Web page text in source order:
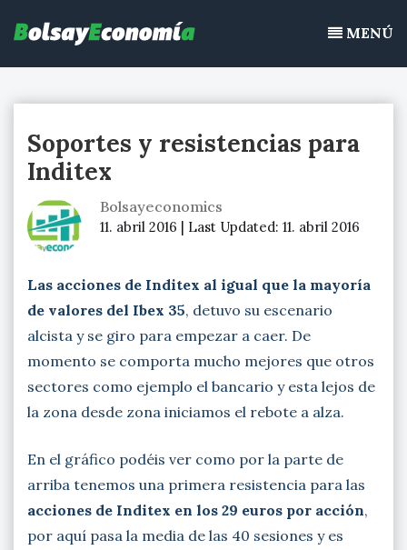
continuo, acciones de bolsa
contenidoMENÚ
Soportes y resistencias para
Inditex
Bolsayeconomics
11. abril 2016 | Last Updated: 11. abril 2016
Las acciones de Inditex al igual que la mayoría
de valores del Ibex 35, detuvo su escenario
alcista y se giro para empezar a caer. De
momento se comporta mucho mejores que otros
sectores como ejemplo el bancario y esta lejos de
la zona desde zona iniciamos el rebote a alza.
En el gráfico podéis ver como por la parte de
arriba tenemos una primera resistencia para las
acciones de Inditex en los 29 euros por acción,
por aquí pasa la media de las 40 sesiones y es